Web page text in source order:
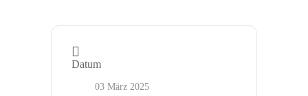
Datum
03 März 2025